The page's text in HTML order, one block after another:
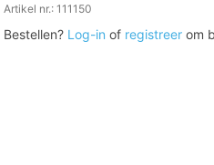
Artikel nr.: 111150
Bestellen? Log-in of registreer om